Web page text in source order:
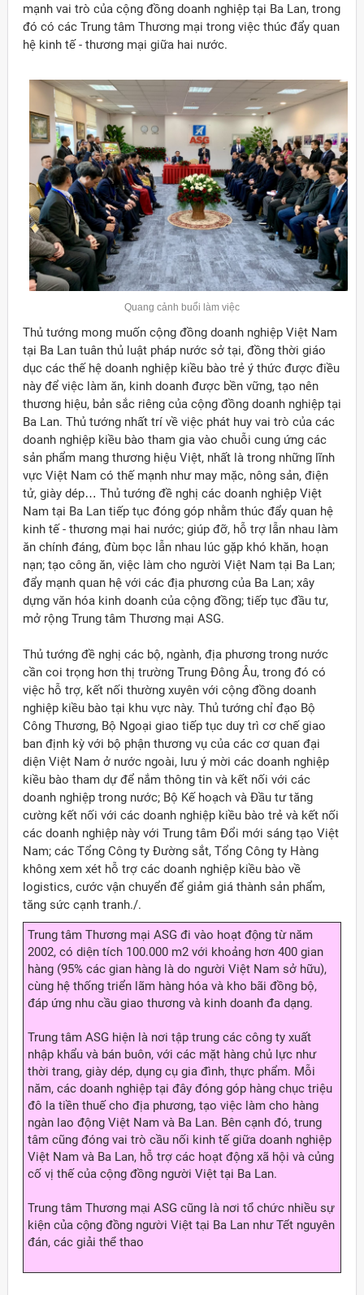
mạnh vai trò của cộng đồng doanh nghiệp tại Ba Lan, trong
đó có các Trung tâm Thương mại trong việc thúc đẩy quan
hệ kinh tế - thương mại giữa hai nước.
Quang cảnh buổi làm việc
Thủ tướng mong muốn cộng đồng doanh nghiệp Việt Nam
tại Ba Lan tuân thủ luật pháp nước sở tại, đồng thời giáo
dục các thế hệ doanh nghiệp kiều bào trẻ ý thức được điều
này để việc làm ăn, kinh doanh được bền vững, tạo nên
thương hiệu, bản sắc riêng của cộng đồng doanh nghiệp tại
Ba Lan. Thủ tướng nhất trí về việc phát huy vai trò của các
doanh nghiệp kiều bào tham gia vào chuỗi cung ứng các
sản phẩm mang thương hiệu Việt, nhất là trong những lĩnh
vực Việt Nam có thế mạnh như may mặc, nông sản, điện
tử, giày dép… Thủ tướng đề nghị các doanh nghiệp Việt
Nam tại Ba Lan tiếp tục đóng góp nhằm thúc đẩy quan hệ
kinh tế - thương mại hai nước; giúp đỡ, hỗ trợ lẫn nhau làm
ăn chính đáng, đùm bọc lẫn nhau lúc gặp khó khăn, hoạn
nạn; tạo công ăn, việc làm cho người Việt Nam tại Ba Lan;
đẩy mạnh quan hệ với các địa phương của Ba Lan; xây
dựng văn hóa kinh doanh của cộng đồng; tiếp tục đầu tư,
mở rộng Trung tâm Thương mại ASG.
Thủ tướng đề nghị các bộ, ngành, địa phương trong nước
cần coi trọng hơn thị trường Trung Đông Âu, trong đó có
việc hỗ trợ, kết nối thường xuyên với cộng đồng doanh
nghiệp kiều bào tại khu vực này. Thủ tướng chỉ đạo Bộ
Công Thương, Bộ Ngoại giao tiếp tục duy trì cơ chế giao
ban định kỳ với bộ phận thương vụ của các cơ quan đại
diện Việt Nam ở nước ngoài, lưu ý mời các doanh nghiệp
kiều bào tham dự để nắm thông tin và kết nối với các
doanh nghiệp trong nước; Bộ Kế hoạch và Đầu tư tăng
cường kết nối với các doanh nghiệp kiều bào trẻ và kết nối
các doanh nghiệp này với Trung tâm Đổi mới sáng tạo Việt
Nam; các Tổng Công ty Đường sắt, Tổng Công ty Hàng
không xem xét hỗ trợ các doanh nghiệp kiều bào về
logistics, cước vận chuyển để giảm giá thành sản phẩm,
tăng sức cạnh tranh./.
Trung tâm Thương mại ASG đi vào hoạt động từ năm
2002, có diện tích 100.000 m2 với khoảng hơn 400 gian
hàng (95% các gian hàng là do người Việt Nam sở hữu),
cùng hệ thống triển lãm hàng hóa và kho bãi đồng bộ,
đáp ứng nhu cầu giao thương và kinh doanh đa dạng.
Trung tâm ASG hiện là nơi tập trung các công ty xuất
nhập khẩu và bán buôn, với các mặt hàng chủ lực như
thời trang, giày dép, dụng cụ gia đình, thực phẩm. Mỗi
năm, các doanh nghiệp tại đây đóng góp hàng chục triệu
đô la tiền thuế cho địa phương, tạo việc làm cho hàng
ngàn lao động Việt Nam và Ba Lan. Bên cạnh đó, trung
tâm cũng đóng vai trò cầu nối kinh tế giữa doanh nghiệp
Việt Nam và Ba Lan, hỗ trợ các hoạt động xã hội và củng
cố vị thế của cộng đồng người Việt tại Ba Lan.
Trung tâm Thương mại ASG cũng là nơi tổ chức nhiều sự
kiện của cộng đồng người Việt tại Ba Lan như Tết nguyên
đán, các giải thể thao